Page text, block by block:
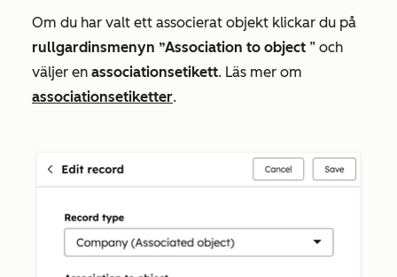
Om du har valt ett associerat objekt klickar du på
rullgardinsmenyn ”Association to object ” och
väljer en associationsetikett. Läs mer om
associationsetiketter.